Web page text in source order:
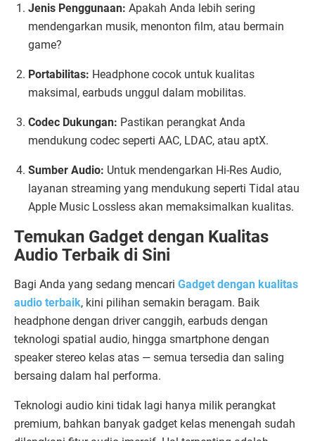
Jenis Penggunaan: Apakah Anda lebih sering
mendengarkan musik, menonton film, atau bermain
game?
Portabilitas: Headphone cocok untuk kualitas
maksimal, earbuds unggul dalam mobilitas.
Codec Dukungan: Pastikan perangkat Anda
mendukung codec seperti AAC, LDAC, atau aptX.
Sumber Audio: Untuk mendengarkan Hi-Res Audio,
layanan streaming yang mendukung seperti Tidal atau
Apple Music Lossless akan memaksimalkan kualitas.
Temukan Gadget dengan Kualitas
Audio Terbaik di Sini
Bagi Anda yang sedang mencari Gadget dengan kualitas
audio terbaik, kini pilihan semakin beragam. Baik
headphone dengan driver canggih, earbuds dengan
teknologi spatial audio, hingga smartphone dengan
speaker stereo kelas atas — semua tersedia dan saling
bersaing dalam hal performa.
Teknologi audio kini tidak lagi hanya milik perangkat
premium, bahkan banyak gadget kelas menengah sudah